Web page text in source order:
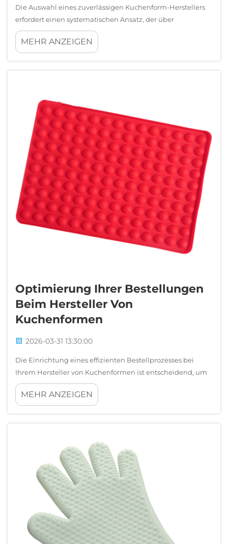
Die Auswahl eines zuverlässigen Kuchenform-Herstellers
erfordert einen systematischen Ansatz, der über
oberflächliche Bewertungen hinausgeht. Die Qualität Ihrer
Kuchenform wirkt sich unmittelbar auf die
MEHR ANZEIGEN
Optimierung Ihrer Bestellungen
Beim Hersteller Von
Kuchenformen
2026-03-31 13:30:00
Die Einrichtung eines effizienten Bestellprozesses bei
Ihrem Hersteller von Kuchenformen ist entscheidend, um
konsistente Produktionsabläufe aufrechtzuerhalten und
die Kundenanforderungen in der wettbewerbsintensiven
MEHR ANZEIGEN